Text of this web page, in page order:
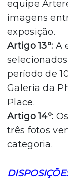
equipe
imagens
exposição.
Artigo 13º: A
período de
Galeria da
Place.
Artigo 14º:
três fotos
categoria.